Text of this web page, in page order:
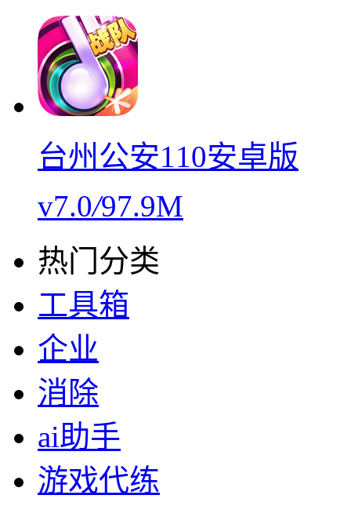
台州公安110安卓版
v7.0/97.9M
热门分类
工具箱
企业
消除
ai助手
游戏代练